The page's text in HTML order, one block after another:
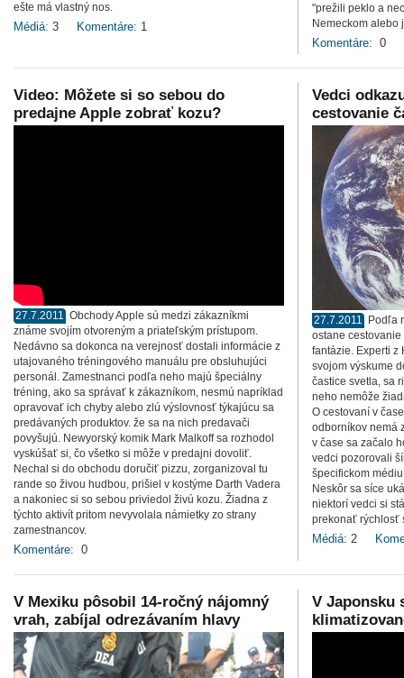
ešte má vlastný nos.
Médiá: 3 Komentáre: 1
"prežili peklo a
Nemeckom alebo
Komentáre: 0
Video: Môžete si so sebou do
predajne Apple zobrať kozu?
27.7.2011 Obchody Apple sú medzi zákazníkmi
známe svojím otvoreným a priateľským prístupom.
Nedávno sa dokonca na verejnosť dostali informácie z
utajovaného tréningového manuálu pre obsluhujúci
personál. Zamestnanci podľa neho majú špeciálny
tréning, ako sa správať k zákazníkom, nesmú napríklad
opravovať ich chyby alebo zlú výslovnosť týkajúcu sa
predávaných produktov. že sa na nich predavači
povyšujú. Newyorský komik Mark Malkoff sa rozhodol
vyskúšať si, čo všetko si môže v predajni dovoliť.
Nechal si do obchodu doručiť pizzu, zorganizoval tu
rande so živou hudbou, prišiel v kostýme Darth Vadera
a nakoniec si so sebou priviedol živú kozu. Žiadna z
týchto aktivít pritom nevyvolala námietky zo strany
zamestnancov.
Komentáre: 0
Vedci
cestovanie
27.7.2011
Podľa
ostane
fantázie. Experti z
svojom výskume
častice svetla, sa
neho nemôže
O cestovaní v
odborníkov nemá
v čase sa začalo
vedci pozorovali
špecifickom
Neskôr sa síce
niektorí vedci si
prekonať rýchlosť
Médiá: 2
V Mexiku pôsobil 14-ročný nájomný
vrah, zabíjal odrezávaním hlavy
V Japonsku